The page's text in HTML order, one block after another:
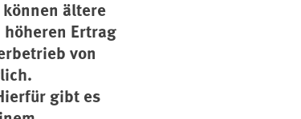
ältere
Ertrag
von
gibt es